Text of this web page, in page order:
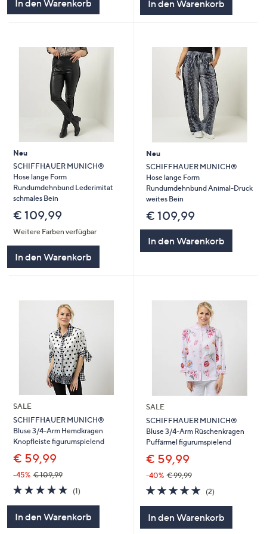
In den Warenkorb In den Warenkorb
Neu
SCHIFFHAUER MUNICH®
Hose lange Form
Rundumdehnbund Lederimitat
schmales Bein
€ 109,99
Weitere Farben verfügbar
In den Warenkorb
Neu
SCHIFFHAUER MUNICH®
Hose lange Form
Rundumdehnbund Animal-Druck
weites Bein
€ 109,99
In den Warenkorb
SALE
SCHIFFHAUER MUNICH®
Bluse 3/4-Arm Hemdkragen
Knopfleiste figurumspielend
€ 59,99
-45% € 109,99
5.0
von
(1)1
In den Warenkorb
SALE
SCHIFFHAUER MUNICH®
Bluse 3/4-Arm Rüschenkragen
Puffärmel figurumspielend
€ 59,99
-40% € 99,99
5.0
von
(2)2
In den Warenkorb